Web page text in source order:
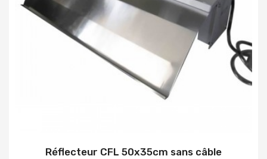
Réflecteur CFL 50x35cm sans câble